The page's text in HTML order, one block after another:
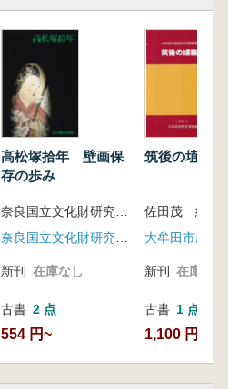
高松塚拾年 壁画保
存の歩み
新刊 在庫なし
古書 2 点
554 円~
筑後の埴輪展
佐田茂 編
大牟田市歴史
新刊 在庫なし
古書 1 点
1,100 円